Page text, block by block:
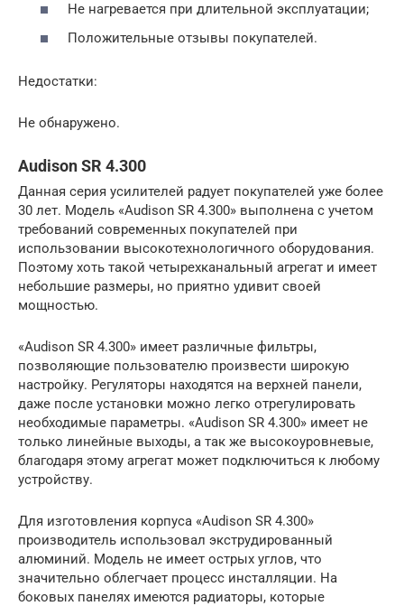
Не нагревается при длительной эксплуатации;
Положительные отзывы покупателей.
Недостатки:
Не обнаружено.
Audison SR 4.300
Данная серия усилителей радует покупателей уже более
30 лет. Модель «Audison SR 4.300» выполнена с учетом
требований современных покупателей при
использовании высокотехнологичного оборудования.
Поэтому хоть такой четырехканальный агрегат и имеет
небольшие размеры, но приятно удивит своей
мощностью.
«Audison SR 4.300» имеет различные фильтры,
позволяющие пользователю произвести широкую
настройку. Регуляторы находятся на верхней панели,
даже после установки можно легко отрегулировать
необходимые параметры. «Audison SR 4.300» имеет не
только линейные выходы, а так же высокоуровневые,
благодаря этому агрегат может подключиться к любому
устройству.
Для изготовления корпуса «Audison SR 4.300»
производитель использовал экструдированный
алюминий. Модель не имеет острых углов, что
значительно облегчает процесс инсталляции. На
боковых панелях имеются радиаторы, которые